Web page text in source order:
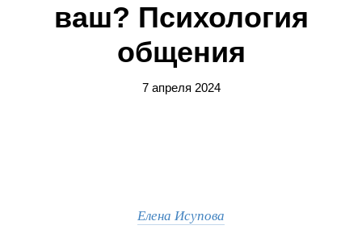
ваш? Психология
общения
7 апреля 2024
Елена Исупова